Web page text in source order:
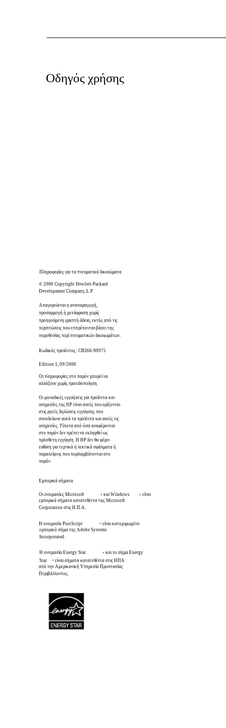
Οδηγός χρήσης
Πληροφορίες για τα πνευµατικά δικαιώµατα
© 2006 Copyright Hewlett-Packard
Development Company, L.P.
Απαγορεύεται η αναπαραγωγή,
προσαρµογή ή µετάφραση χωρίς
προηγούµενη γραπτή άδεια, εκτός από τις
περιπτώσεις που επιτρέπονται βάσει της
νοµοθεσίας περί πνευµατικών δικαιωµάτων.
Κωδικός προϊόντος: CB366-90975
Edition 1, 09/2006
Οι πληροφορίες στο παρόν µπορεί να
αλλάξουν χωρίς προειδοποίηση.
Οι µοναδικές εγγυήσεις για προϊόντα και
υπηρεσίες της HP είναι αυτές που ορίζονται
στις ρητές δηλώσεις εγγύησης που
συνοδεύουν αυτά τα προϊόντα και αυτές τις
υπηρεσίες. Τίποτα από όσα αναφέρονται
στο παρόν δεν πρέπει να εκληφθεί ως
πρόσθετη εγγύηση. Η HP δεν θα φέρει
ευθύνη για τεχνικά ή λεκτικά σφάλµατα ή
παραλείψεις που περιλαµβάνονται στο
παρόν.
Εµπορικά σήµατα
Οι ονοµασίες Microsoft ® και Windows ® είναι
εµπορικά σήµατα κατατεθέντα της Microsoft
Corporation στις Η.Π.Α.
Η ονοµασία PostScript ® είναι κατοχυρωµένο
εµπορικό σήµα της Adobe Systems
Incorporated.
Η ονοµασία Energy Star ® και το σήµα Energy
Star
® είναι σήµατα κατατεθέντα στις ΗΠΑ
από την Αµερικανική Υπηρεσία Προστασίας
Περιβάλλοντος.